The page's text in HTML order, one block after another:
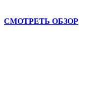
СМОТРЕТЬ ОБЗОР